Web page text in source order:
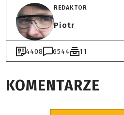
REDAKTOR
Piotr
4408 6544 11
KOMENTARZE